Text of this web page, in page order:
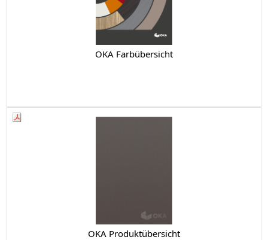
OKA Farbübersicht
OKA Produktübersicht